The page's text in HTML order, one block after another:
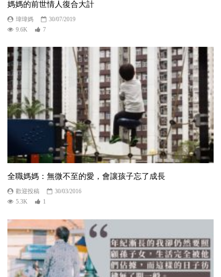
媽媽的前世情人復合大計
瑋瑋媽
30/07/2019
9.6K
7
全職媽媽：無微不至的愛，會讓孩子忘了成長
歡迎投稿
30/03/2016
5.3K
1